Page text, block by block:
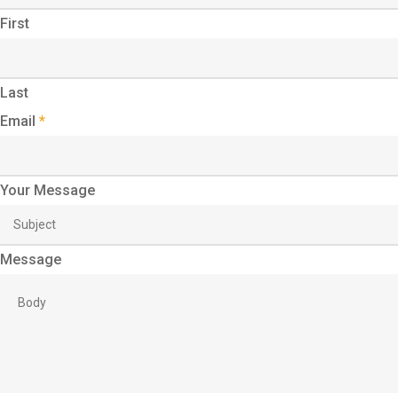
First
Last
Email *
Your Message
Message